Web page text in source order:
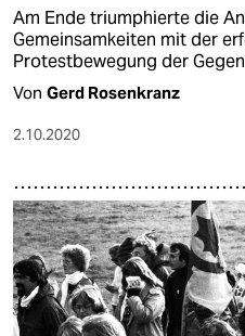
Am Ende triumphierte die
Gemeinsamkeiten mit der
Protestbewegung der
Von Gerd Rosenkranz
2.10.2020